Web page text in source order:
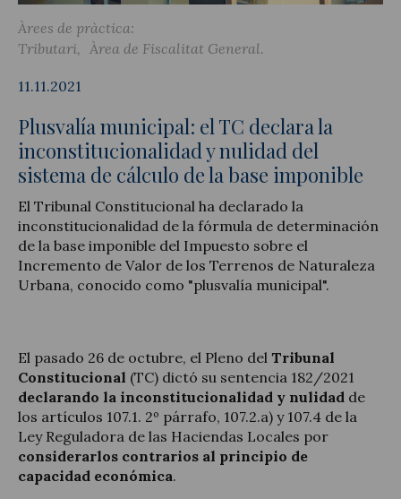
Notícies i articles
Àrees de pràctica:
Tributari
Àrea de Fiscalitat General
11.11.2021
Plusvalía municipal: el TC declara la
inconstitucionalidad y nulidad del
sistema de cálculo de la base imponible
El Tribunal Constitucional ha declarado la
inconstitucionalidad de la fórmula de determinación
de la base imponible del Impuesto sobre el
Incremento de Valor de los Terrenos de Naturaleza
Urbana, conocido como "plusvalía municipal".
El pasado 26 de octubre, el Pleno del Tribunal
Constitucional (TC) dictó su sentencia 182/2021
declarando la inconstitucionalidad y nulidad de
los artículos 107.1. 2º párrafo, 107.2.a) y 107.4 de la
Ley Reguladora de las Haciendas Locales por
considerarlos contrarios al principio de
capacidad económica.